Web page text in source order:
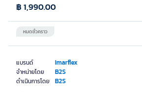
แบรนด์ Imarflex
จำหน่ายโดย B2S
ดำเนินการโดย B2S
หมดชั่วคราว
฿ 1,990.00